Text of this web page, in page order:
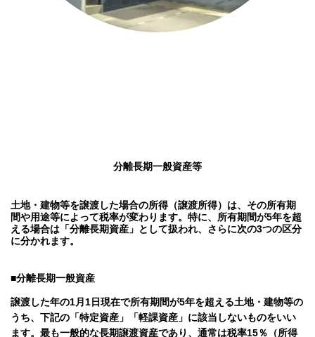
分離長期一般資産等
土地・建物等を譲渡した場合の所得（譲渡所得）は、その所有期
間や用途等によって税率が変わります。特に、所有期間が5年を超
える場合は「分離長期資産」として扱われ、さらに次の3つの区分
に分かれます。
■分離長期一般資産
譲渡した年の1月1日現在で所有期間が5年を超える土地・建物等の
うち、下記の「特定資産」「軽課資産」に該当しないものをいい
ます。最も一般的な長期譲渡資産であり、通常は税率15％（所得